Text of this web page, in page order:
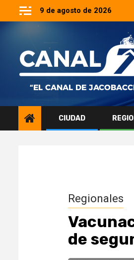
9 de agosto de 2026
CIUDAD
Regionales
de